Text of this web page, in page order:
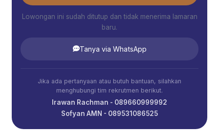
Lowongan ini sudah ditutup dan tidak menerima lamaran
baru.
Tanya via WhatsApp
Jika ada pertanyaan atau butuh bantuan, silahkan
menghubungi tim rekrutmen berikut.
Irawan Rachman - 089660999992
Sofyan AMN - 089531086525